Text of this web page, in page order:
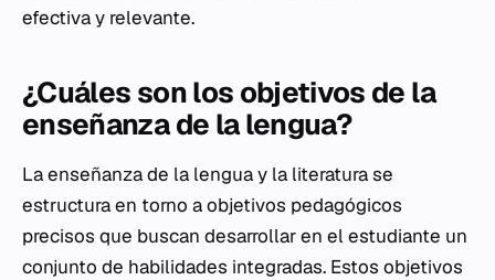
efectiva y relevante.
¿Cuáles son los objetivos de la
enseñanza de la lengua?
La enseñanza de la lengua y la literatura se
estructura en torno a objetivos pedagógicos
precisos que buscan desarrollar en el estudiante un
conjunto de habilidades integradas. Estos objetivos